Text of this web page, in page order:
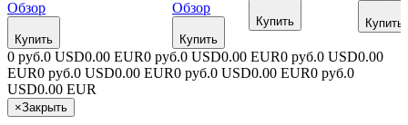
Обзор
Купить
Обзор
Купить
Купить Купить
0 руб.0 USD0.00 EUR0 руб.0 USD0.00 EUR0 руб.0 USD0.00
EUR0 руб.0 USD0.00 EUR0 руб.0 USD0.00 EUR0 руб.0
USD0.00 EUR
×Закрыть